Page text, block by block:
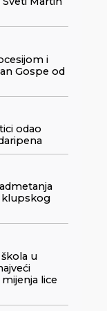
i
Gospe od
odao
klupskog
u
lice